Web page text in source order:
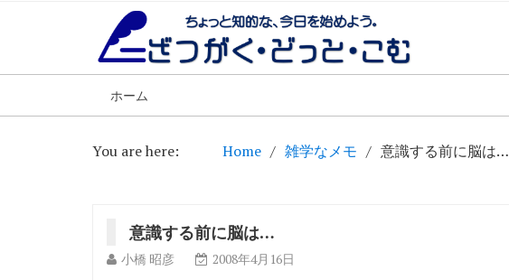
ホーム
You are here: Home 雑学なメモ 意識する前に脳は…
意識する前に脳は…
小橋 昭彦 2008年4月16日